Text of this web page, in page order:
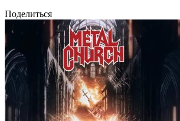
Поделиться